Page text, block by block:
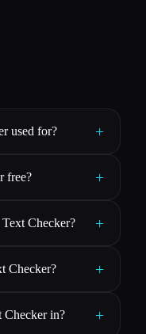
used for? +
free? +
Checker? +
Checker? +
Checker in? +